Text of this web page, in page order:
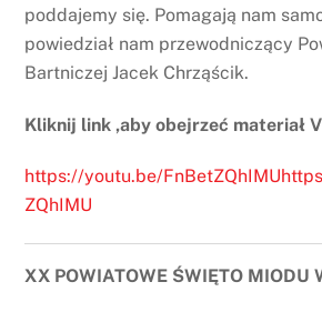
poddajemy się. Pomagają nam
powiedział nam przewodniczący
Bartniczej Jacek Chrząścik.
Kliknij link ,aby obejrzeć materiał
https://youtu.be/
ZQhIMU
XX POWIATOWE ŚWIĘTO MIODU